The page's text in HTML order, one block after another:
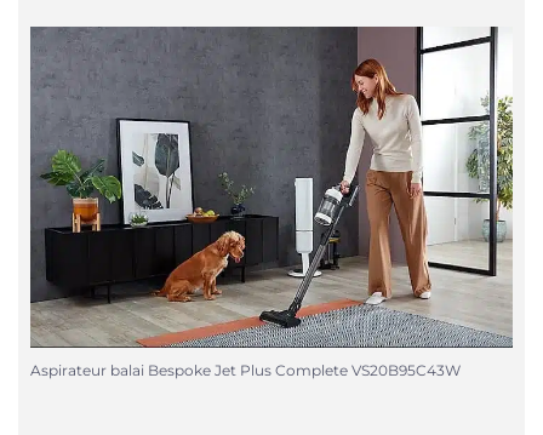
Aspirateur balai Bespoke Jet Plus Complete VS20B95C43W